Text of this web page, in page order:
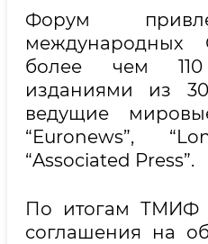
Форум
международных
более чем 110
изданиями из
ведущие
“Euronews”,
“Associated Press”.
По итогам ТМИФ
соглашения на